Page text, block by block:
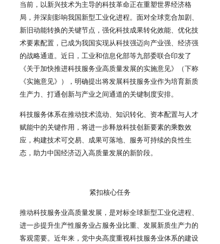
当前，以新兴技术为主导的科技革命正在重塑世界经济格
局，并深刻影响我国新型工业化进程。面对全球竞合加剧、
新旧动能转换的关键节点，强化科技成果转化效能、优化技
术要素配置，已成为我国实现从科技强迈向产业强、经济强
的战略通道。近日，工业和信息化部等九部委联合印发了
《关于加快推进科技服务业高质量发展的实施意见》（下称
《实施意见》），明确提出将发展科技服务业作为培育新质
生产力、打通创新与产业之间通道的关键制度安排。
科技服务体系在推动技术流动、知识转化、资本配置与人才
赋能中的关键作用，将进一步释放科技创新要素的乘数效
应 ，构建技术可交易、成果可落地、服务可持续的良性生
态，助力中国经济迈入高质量发展的新阶段。
紧扣核心任务
推动科技服务业高质量发展，是对标全球新型工业化进程、
进一步提升生产性服务业占服务业比重、发展新质生产力的
客观需要。近年来，党中央高度重视科技服务业体系的建设